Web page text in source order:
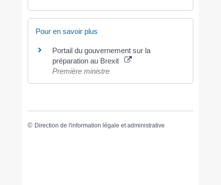
Pour en savoir plus
Portail du gouvernement sur la
préparation au Brexit
Première ministre
© Direction de l'information légale et administrative